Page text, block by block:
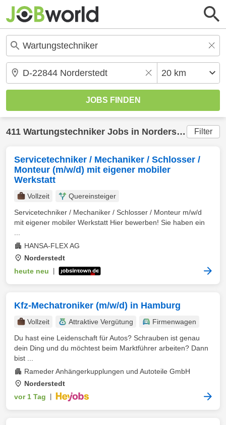
411 Wartungstechniker Jobs in Norderstedt (20
Filter
Servicetechniker / Mechaniker / Schlosser /
Monteur (m/w/d) mit eigener mobiler
Werkstatt
Vollzeit
Quereinsteiger
Servicetechniker / Mechaniker / Schlosser / Monteur m/w/d
mit eigener mobiler Werkstatt Hier bewerben! Sie haben ein
HANSA-FLEX AG
Norderstedt
heute neu
Kfz-Mechatroniker (m/w/d) in Hamburg
Vollzeit Attraktive Vergütung
Firmenwagen
Du hast eine Leidenschaft für Autos? Schrauben ist genau
dein Ding und du möchtest beim Marktführer arbeiten? Dann
bist ...
Rameder Anhängerkupplungen und Autoteile GmbH
Norderstedt
vor 1 Tag